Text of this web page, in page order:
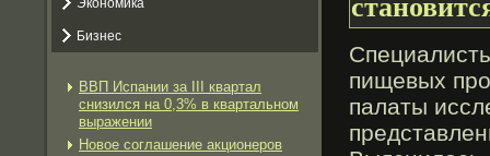
Экономика
Бизнес
ВВП Испании за III квартал
снизился на 0,3% в квартальном
выражении
Новое соглашение акционеров
пищевых
палаты